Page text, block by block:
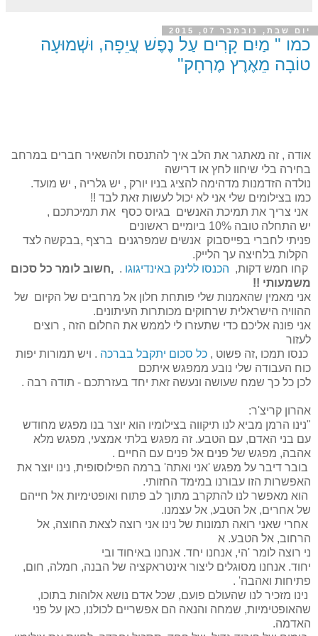
יום שבת, נובמבר 07, 2015
כמו " מַיִם קָרִים עַל נֶפֶשׁ עֲיֵפָה, וּשְׁמוּעָה
טוֹבָה מֵאֶרֶץ מֶרְחָק"
אודה , זה מאתגר את הלב איך להתנסח ולהשאיר חברים במרחב
בחירה בלי שיחוו לחץ או דרישה
נולדה הזדמנות מדהימה להציג בניו יורק , יש גלריה , יש מועד.
כמו בצילומים שלי אני לא יכול לעשות זאת לבד !!
אני צריך את תמיכת האנשים בגיוס כסף את תמיכתכם ,
יש התחלה טובה 10% ביומיים ראשונים
פניתי לחברי בפייסבוק אנשים שמפרגנים ברצף ,בבקשה לצד
הקלות בלחיצה עך הלייק.
קחו חמש דקות, הכנסו ללינק באינדיגוגו . ,חשוב לומר כל סכום
משמעותי !!
אני מאמין שהאמנות שלי פותחת חלון אל מרחבים של הקיום של
ההוויה הישראלית שרחוקים מכותרות העיתונים.
אני פונה אליכם כדי שתעזרו לי לממש את החלום הזה , רוצים
לעזור
כנסו תמכו ,זה פשוט , כל סכום יתקבל בברכה . ויש תמורות יפות
כוח העבודה שלי נובע ממפגש איתכם
לכן כל כך שמח שעושה ונעשה זאת יחד בעזרתכם - תודה רבה .
אהרון קריצ'ר:
"נינו הרמן מביא לנו תיקווה בצילומיו הוא יוצר בנו מפגש מחודש
עם בני האדם, עם הטבע. זה מפגש בלתי אמצעי, מפגש מלא
אהבה, מפגש של פנים אל פנים עם החיים .
בובר דיבר על מפגש 'אני ואתה' ברמה הפילוסופית, נינו יוצר את
האפשרות הזו עבורנו במימד החזותי.
הוא מאפשר לנו להתקרב מתוך לב פתוח ואופטימיות אל חייהם
של אחרים, אל הטבע, אל עצמנו.
אחרי שאני רואה תמונות של נינו אני רוצה לצאת החוצה, אל
הרחוב, אל הטבע. א
ני רוצה לומר 'הי, אנחנו יחד. אנחנו באיחוד ובי
יחוד. אנחנו מסוגלים ליצור אינטראקציה של הבנה, חמלה, חום,
פתיחות ואהבה' .
נינו מזכיר לנו שהעולם פועם, שכל אדם נושא אלוהות בתוכו,
שהאופטימיות, שמחה והנאה הם אפשריים לכולנו, כאן על פני
האדמה.